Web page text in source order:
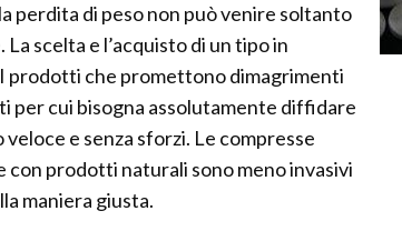
perdita di peso non può venire soltanto
scelta e l’acquisto di un tipo in
prodotti che promettono dimagrimenti
per cui bisogna assolutamente diffidare
e senza sforzi. Le compresse
prodotti naturali sono meno invasivi
maniera giusta.